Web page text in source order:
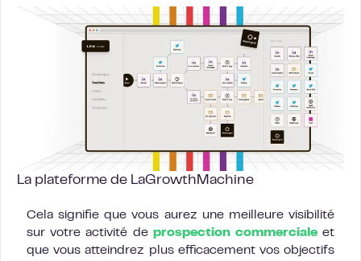
La plateforme de LaGrowthMachine
Cela signifie que vous aurez une meilleure visibilité
sur votre activité de prospection commercialeet
que vous atteindrez plus efficacement vos objectifs